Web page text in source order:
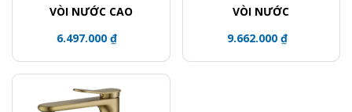
VÒI NƯỚC CAO
6.497.000 ₫
VÒI NƯỚC
9.662.000 ₫